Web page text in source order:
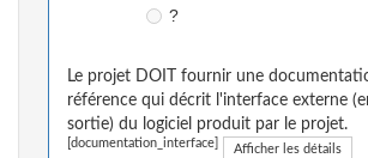
?
Le projet DOIT fournir une
référence qui décrit l'interface externe
sortie) du logiciel produit par le projet.
[documentation_interface] Afficher les détails